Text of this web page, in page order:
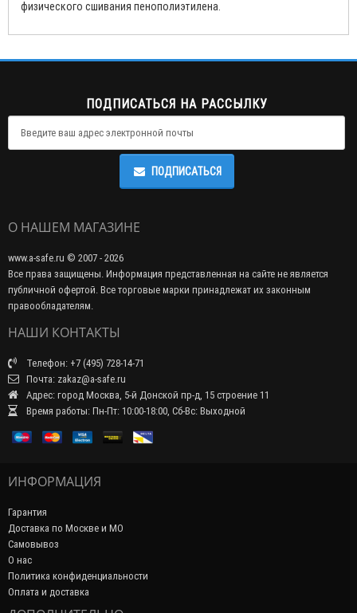
физического сшивания пенополиэтилена.
ПОДПИСАТЬСЯ НА РАССЫЛКУ
ПОДПИСАТЬСЯ
О НАШЕМ МАГАЗИНЕ
www.a-safe.ru © 2007 - 2026
Все права защищены. Информация представленная на сайте не является
публичной офертой. Все торговые марки принадлежат их законным
правообладателям.
НАШИ КОНТАКТЫ
Телефон: +7 (495) 728-14-71
Почта: zakaz@a-safe.ru
Адрес: город Москва, 5-й Донской пр-д, 15 строение 11
Время работы: Пн-Пт: 10:00-18:00, Сб-Вс: Выходной
ИНФОРМАЦИЯ
Гарантия
Доставка по Москве и МО
Самовывоз
О нас
Политика конфиденциальности
Оплата и доставка